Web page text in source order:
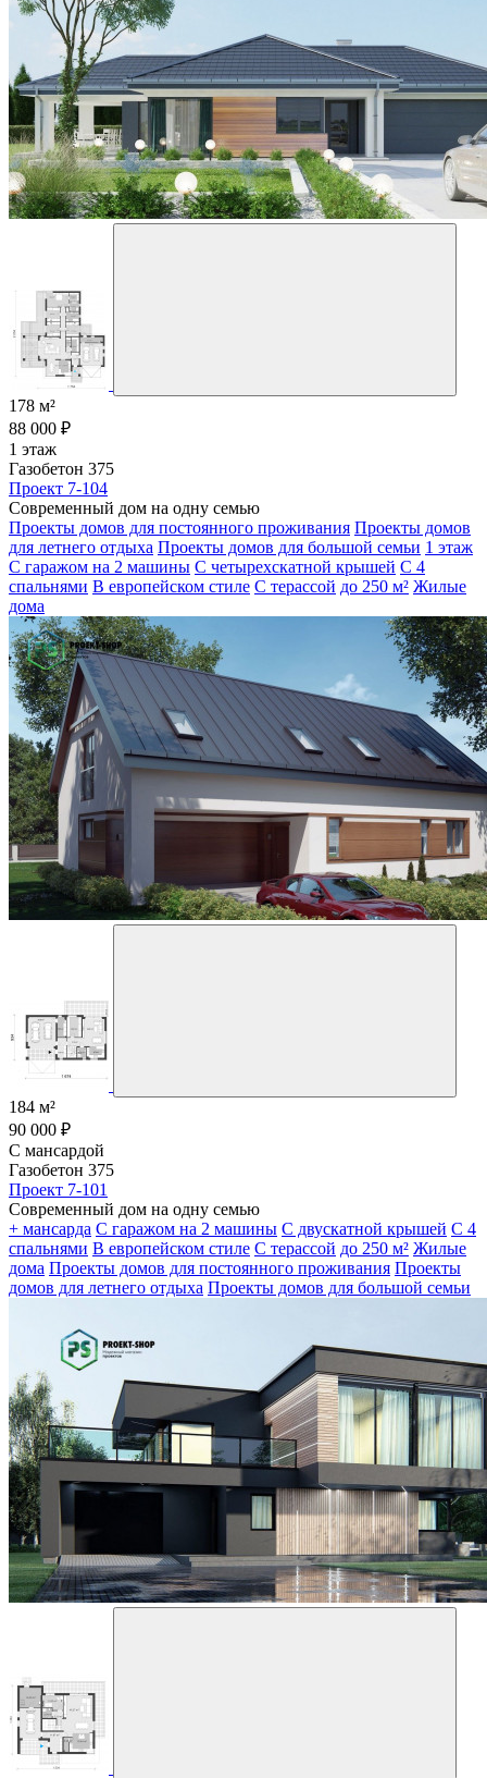
178 м²
88 000 ₽
1 этаж
Газобетон 375
Проект 7-104
Современный дом на одну семью
Проекты домов для постоянного проживания Проекты домов
для летнего отдыха Проекты домов для большой семьи 1 этаж
С гаражом на 2 машины С четырехскатной крышей С 4
спальнями В европейском стиле С терассой до 250 м² Жилые
дома
184 м²
90 000 ₽
С мансардой
Газобетон 375
Проект 7-101
Современный дом на одну семью
+ мансарда С гаражом на 2 машины С двускатной крышей С 4
спальнями В европейском стиле С терассой до 250 м² Жилые
дома Проекты домов для постоянного проживания Проекты
домов для летнего отдыха Проекты домов для большой семьи